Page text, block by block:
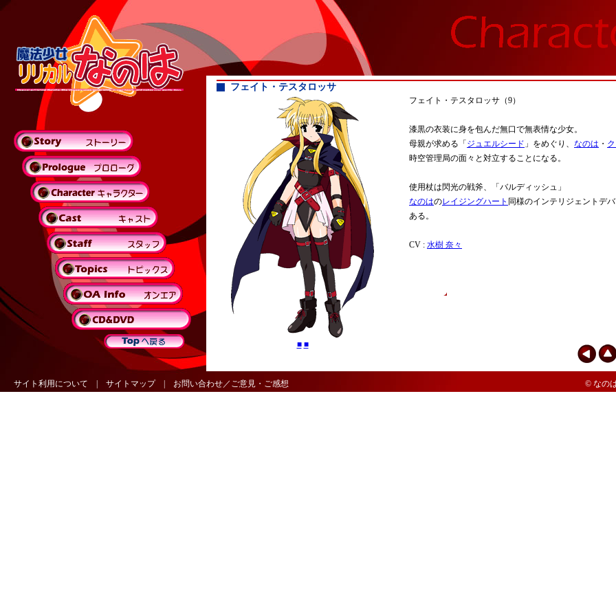
フェイト・テスタロッサ
■ ■
フェイト・テスタロッサ（9）
漆黒の衣装に身を包んだ無口で無表情な少女。
母親が求める「 ジュエルシード 」をめぐり、 なのは ・
時空管理局の面々と対立することになる。
使用杖は閃光の戦斧、「バルディッシュ」
なのはのレイジングハート 同様のインテリジェントデ
ある。
CV : 水樹 奈々
サイト利用について サイトマップ| お問い合わせ／ご意見・ご感想 © なの